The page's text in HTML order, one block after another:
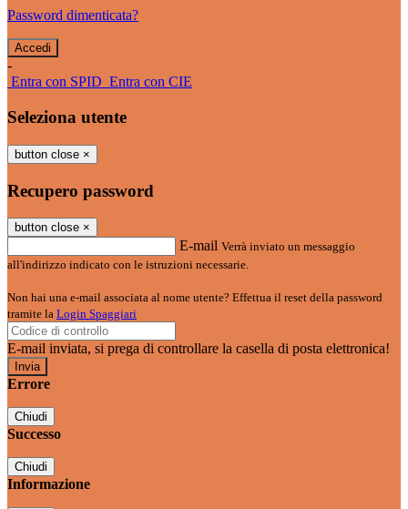
Password dimenticata?
-
Entra con SPID Entra con CIE
Seleziona utente
button close ×
Recupero password
button close ×
E-mail Verrà inviato un messaggio
all'indirizzo indicato con le istruzioni necessarie.
Non hai una e-mail associata al nome utente? Effettua il reset della password
tramite la Login Spaggiari
E-mail inviata, si prega di controllare la casella di posta elettronica!
Errore
Chiudi
Successo
Chiudi
Informazione